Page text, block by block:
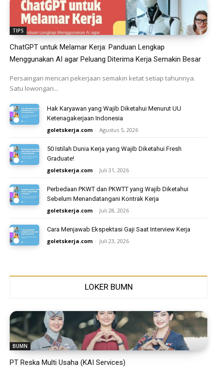
TIPS
ChatGPT untuk Melamar Kerja: Panduan Lengkap
Menggunakan AI agar Peluang Diterima Kerja Semakin Besar
Persaingan mencari pekerjaan semakin ketat setiap tahunnya.
Satu lowongan...
Hak Karyawan yang Wajib Diketahui Menurut UU
Ketenagakerjaan Indonesia
goletskerja.com - Agustus 5, 2026
50 Istilah Dunia Kerja yang Wajib Diketahui Fresh
Graduate!
goletskerja.com - Juli 31, 2026
Perbedaan PKWT dan PKWTT yang Wajib Diketahui
Sebelum Menandatangani Kontrak Kerja
goletskerja.com - Juli 28, 2026
Cara Menjawab Ekspektasi Gaji Saat Interview Kerja
goletskerja.com - Juli 23, 2026
LOKER BUMN
BUMN
PT Reska Multi Usaha (KAI Services)